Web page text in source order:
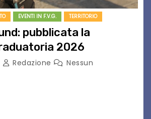
EVENTI IN F.V.G. TERRITORIO
pubblicata la
2026
Redazione
Nessun